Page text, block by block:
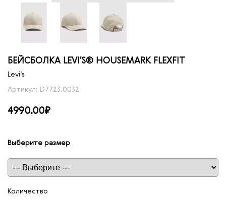
БЕЙСБОЛКА LEVI'S® HOUSEMARK FLEXFIT
Levi’s
Артикул: D7723.0032
4990.00₽
Выберите размер
Таблица размеров
Количество